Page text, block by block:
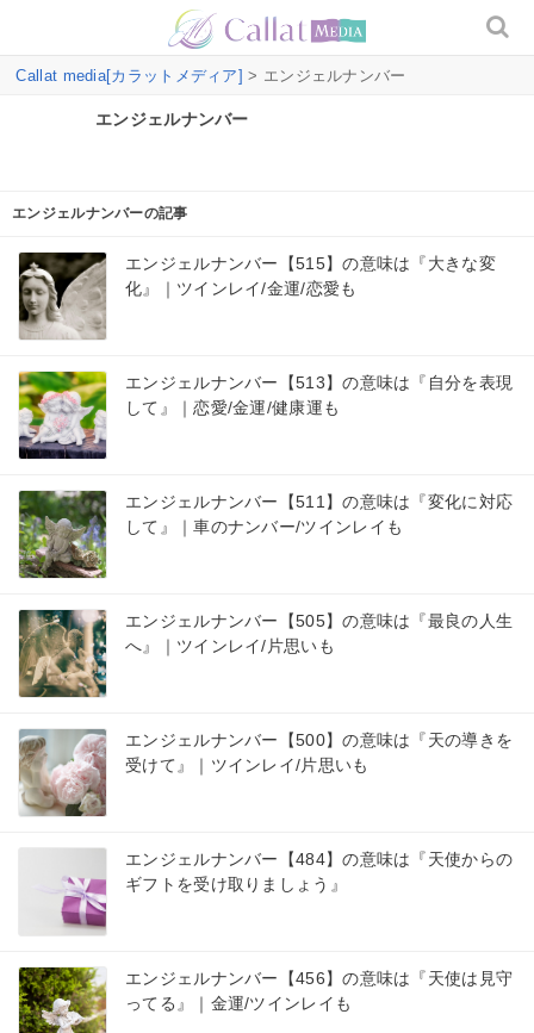
Callat media[カラットメディア] > エンジェルナンバー
エンジェルナンバー
エンジェルナンバーの記事
エンジェルナンバー【515】の意味は『大きな変
化』｜ツインレイ/金運/恋愛も
エンジェルナンバー【513】の意味は『自分を表現
して』｜恋愛/金運/健康運も
エンジェルナンバー【511】の意味は『変化に対応
して』｜車のナンバー/ツインレイも
エンジェルナンバー【505】の意味は『最良の人生
へ』｜ツインレイ/片思いも
エンジェルナンバー【500】の意味は『天の導きを
受けて』｜ツインレイ/片思いも
エンジェルナンバー【484】の意味は『天使からの
ギフトを受け取りましょう』
エンジェルナンバー【456】の意味は『天使は見守
ってる』｜金運/ツインレイも